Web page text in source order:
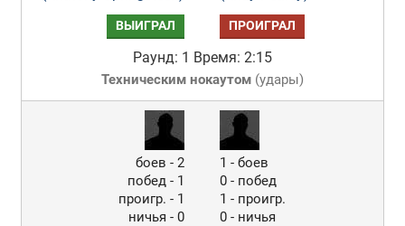
ВЫИГРАЛ ПРОИГРАЛ
Раунд: 1 Время: 2:15
Техническим нокаутом(удары)
боев - 2
побед - 1
проигр. - 1
ничья - 0
1 - боев
0 - побед
1 - проигр.
0 - ничья